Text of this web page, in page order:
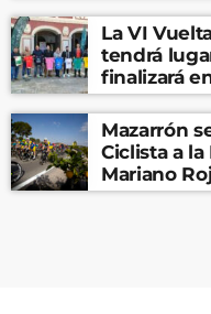
La VI
tendrá
finalizará
Mazarrón
Ciclista a
Mariano